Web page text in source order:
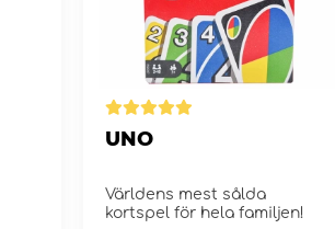
UNO
Världens mest sålda
kortspel för hela familjen!